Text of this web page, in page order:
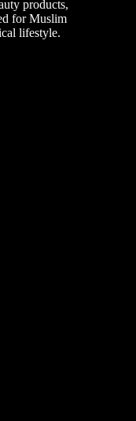
products,
for Muslim
lifestyle.